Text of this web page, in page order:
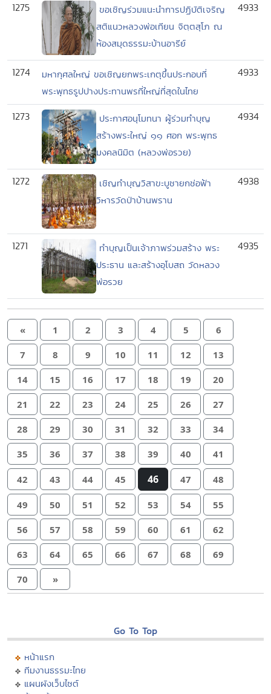
1275
ขอเชิญร่วมแนะนำการปฏิบัติเจริญ
สติแนวหลวงพ่อเทียน จิตฺตสุโภ ณ
ห้องสมุดธรรมะบ้านอารีย์
4933
1274
มหากุศลใหญ่ ขอเชิญยกพระเกตุขึ้นประกอบที่
พระพุทธรูปปางประทานพรที่ใหญ่ที่สุดในไทย
4933
1273
ประกาศอนุโมทนา ผู้ร่วมทำบุญ
สร้างพระใหญ่ ๑๑ ศอก พระพุทธ
มงคลนิมิต (หลวงพ่อรวย)
4934
1272
เชิญทำบุญวิสาขะบูชายกช่อฟ้า
วิหารวัดป่าบ้านพราน
4938
1271
ทำบุญเป็นเจ้าภาพร่วมสร้าง พระ
ประธาน และสร้างอุโบสถ วัดหลวง
พ่อรวย
4935
« 1 2 3 4 5 6
7 8 9 10 11 12 13
14 15 16 17 18 19 20
21 22 23 24 25 26 27
28 29 30 31 32 33 34
35 36 37 38 39 40 41
42 43 44 45 46 47 48
49 50 51 52 53 54 55
56 57 58 59 60 61 62
63 64 65 66 67 68 69
70 »
Go To Top
หน้าแรก
ทีมงานธรรมะไทย
แผนผังเว็บไซต์